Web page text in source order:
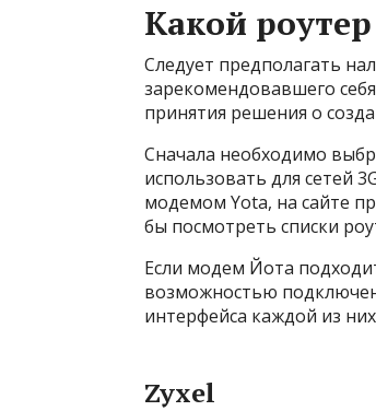
Какой
Следует предполагать
зарекомендовавшего
принятия решения о
Сначала необходимо
использовать для сетей
модемом Yota, на сайте
бы посмотреть списки
Если модем Йота
возможностью
интерфейса каждой из
Zyxel